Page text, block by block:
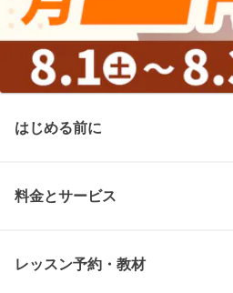
はじめる前に
料金とサービス
レッスン予約・教材